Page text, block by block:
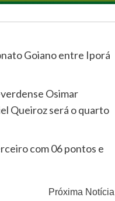
Goiano entre Iporá
Osimar
Queiroz será o quarto
com 06 pontos e
Próxima Notícia